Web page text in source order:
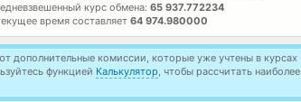
курс обмена: 65 937.772234
время составляет 64 974.980000
дополнительные комиссии, которые уже учтены в курсах
функцией Калькулятор, чтобы рассчитать наиболее